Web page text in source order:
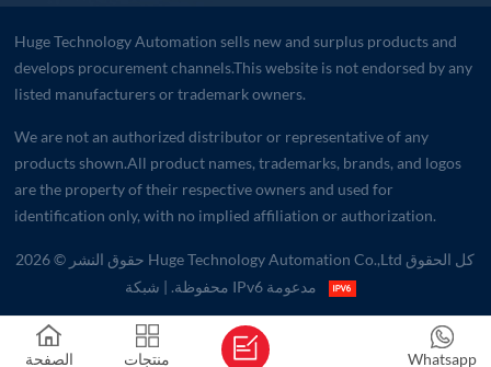
Huge Technology Automation sells new and surplus products and
develops procurement channels.This website is not endorsed by any
listed manufacturers or trademark owners.
We are not an authorized distributor or representative of any
products shown.All product names, trademarks, brands, and logos
are the property of their respective owners and used for
identification only, with no implied affiliation or authorization.
حقوق النشر © 2026 Huge Technology Automation Co.,Ltd كل الحقوق
محفوظة.
الصفحة
منتجات Whatsapp